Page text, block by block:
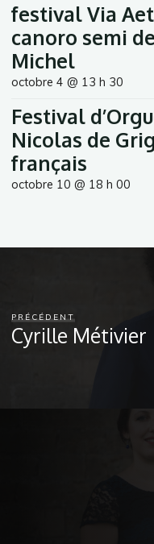
festival Via
canoro semi
Michel
octobre 4 @ 13 h 30
Festival
Nicolas de
français
octobre 10 @ 18 h 00
PRÉCÉDENT
Cyrille Métivier